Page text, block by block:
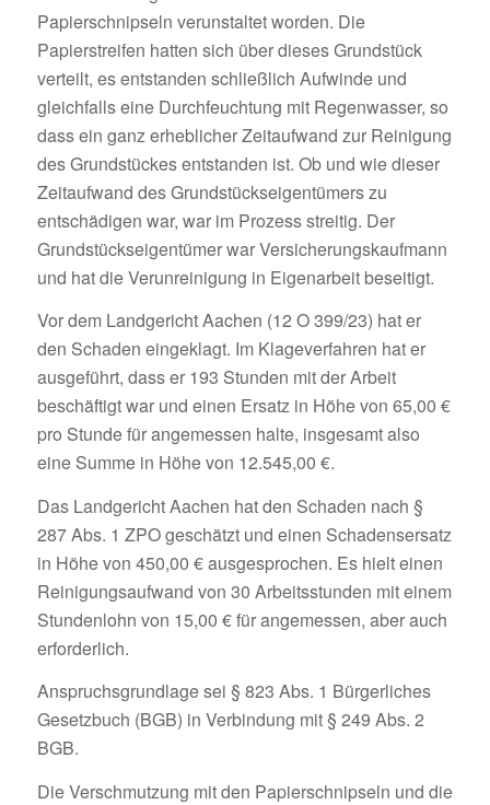
Papierschnipseln verunstaltet worden. Die
Papierstreifen hatten sich über dieses Grundstück
verteilt, es entstanden schließlich Aufwinde und
gleichfalls eine Durchfeuchtung mit Regenwasser, so
dass ein ganz erheblicher Zeitaufwand zur Reinigung
des Grundstückes entstanden ist. Ob und wie dieser
Zeitaufwand des Grundstückseigentümers zu
entschädigen war, war im Prozess streitig. Der
Grundstückseigentümer war Versicherungskaufmann
und hat die Verunreinigung in Eigenarbeit beseitigt.
Vor dem Landgericht Aachen (12 O 399/23) hat er
den Schaden eingeklagt. Im Klageverfahren hat er
ausgeführt, dass er 193 Stunden mit der Arbeit
beschäftigt war und einen Ersatz in Höhe von 65,00 €
pro Stunde für angemessen halte, insgesamt also
eine Summe in Höhe von 12.545,00 €.
Das Landgericht Aachen hat den Schaden nach §
287 Abs. 1 ZPO geschätzt und einen Schadensersatz
in Höhe von 450,00 € ausgesprochen. Es hielt einen
Reinigungsaufwand von 30 Arbeitsstunden mit einem
Stundenlohn von 15,00 € für angemessen, aber auch
erforderlich.
Anspruchsgrundlage sei § 823 Abs. 1 Bürgerliches
Gesetzbuch (BGB) in Verbindung mit § 249 Abs. 2
BGB.
Die Verschmutzung mit den Papierschnipseln und die